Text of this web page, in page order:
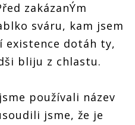
To tu
ještě
nebylo
zakázanÝm
sváru, kam jsem
dotáh ty,
bliju z chlastu.
používali název
jsme, že je